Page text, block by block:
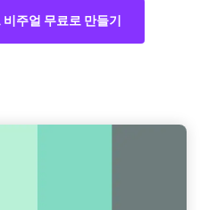
주얼 무료로 만들기